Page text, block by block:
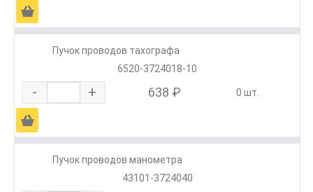
Ä
Пучок проводов тахографа
6520-3724018-10
- + 638 ₽ 0 шт.
Ä
Пучок проводов манометра
43101-3724040